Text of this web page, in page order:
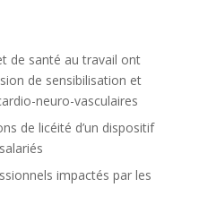
de santé au travail ont
de sensibilisation et
neuro-vasculaires
de licéité d’un dispositif
impactés par les